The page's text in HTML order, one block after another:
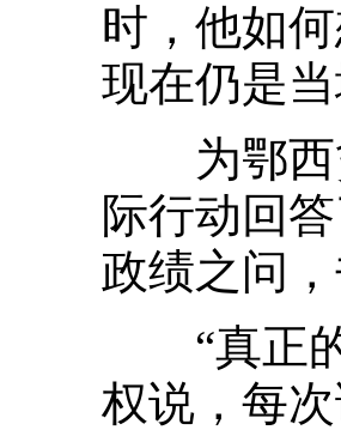
时，他如
现在仍是
为鄂西贫
际行动回
政绩之问
“真正的
权说，每